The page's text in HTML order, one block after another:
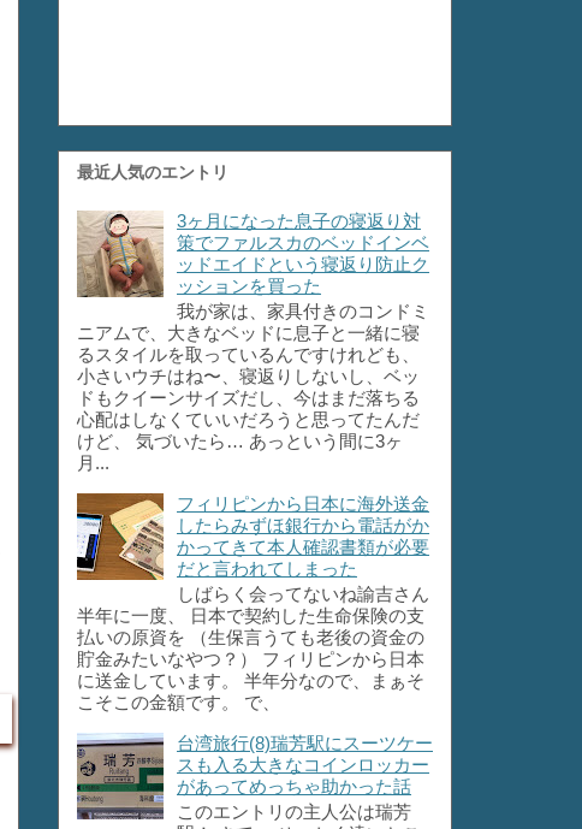
最近人気のエントリ
3ヶ月になった息子の寝返り対
策でファルスカのベッドインベ
ッドエイドという寝返り防止ク
ッションを買った
我が家は、家具付きのコンドミ
ニアムで、大きなベッドに息子と一緒に寝
るスタイルを取っているんですけれども、
小さいウチはね〜、寝返りしないし、ベッ
ドもクイーンサイズだし、今はまだ落ちる
心配はしなくていいだろうと思ってたんだ
けど、 気づいたら… あっという間に3ヶ
月...
フィリピンから日本に海外送金
したらみずほ銀行から電話がか
かってきて本人確認書類が必要
だと言われてしまった
しばらく会ってないね諭吉さん
半年に一度、 日本で契約した生命保険の支
払いの原資を （生保言うても老後の資金の
貯金みたいなやつ？） フィリピンから日本
に送金しています。 半年分なので、まぁそ
こそこの金額です。 で、
台湾旅行(8)瑞芳駅にスーツケー
スも入る大きなコインロッカー
があってめっちゃ助かった話
このエントリの主人公は瑞芳